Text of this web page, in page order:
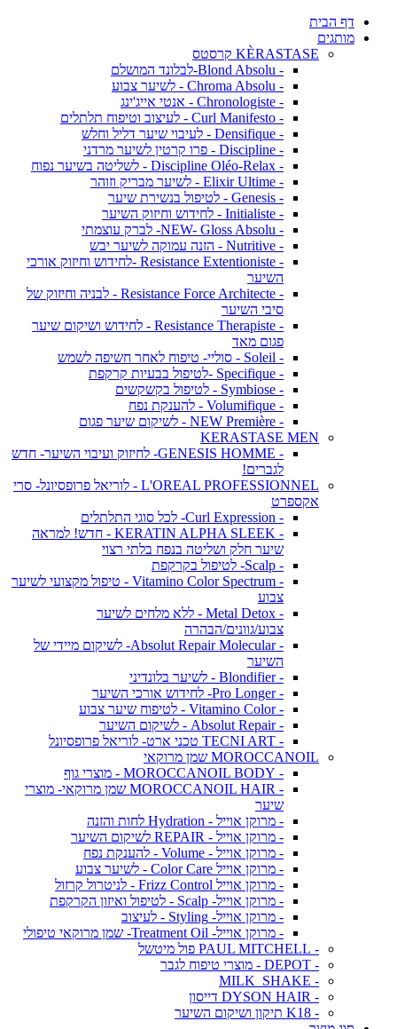
דף הבית
מותגים
KÈRASTASE קרסטס
- Blond Absolu-לבלונד המושלם
- Chroma Absolu - לשיער צבוע
- Chronologiste - אנטי אייג'ינג
- Curl Manifesto - לעיצוב וטיפוח תלתלים
- Densifique - לעיבוי שיער דליל וחלש
- Discipline - פרו קרטין לשיער מרדני
- Discipline Oléo-Relax - לשליטה בשיער נפוח
- Elixir Ultime - לשיער מבריק וזוהר
- Genesis - לטיפול בנשירת שיער
- Initialiste - לחידוש וחיזוק השיער
- NEW- Gloss Absolu- לברק עוצמתי
- Nutritive - הזנה עמוקה לשיער יבש
- Resistance Extentioniste -לחידוש וחיזוק אורכי
השיער
- Resistance Force Architecte - לבניה וחיזוק של
סיבי השיער
- Resistance Therapiste - לחידוש ושיקום שיער
פגום מאד
- Soleil - סוליי- טיפוח לאחר חשיפה לשמש
- Specifique -לטיפול בבעיות קרקפת
- Symbiose - לטיפול בקשקשים
- Volumifique - להענקת נפח
- NEW Première - לשיקום שיער פגום
KERASTASE MEN
- GENESIS HOMME- לחיזוק ועיבוי השיער- חדש
לגברים!
L'OREAL PROFESSIONNEL - לוריאל פרופסיונל- סרי
אקספרט
- Curl Expression- לכל סוגי התלתלים
- KERATIN ALPHA SLEEK - חדש! למראה
שיער חלק ושליטה בנפח בלתי רצוי
- Scalp- לטיפול בקרקפת
- Vitamino Color Spectrum - טיפול מקצועי לשיער
צבוע
- Metal Detox - ללא מלחים לשיער
צבוע/גוונים/הבהרה
- Absolut Repair Molecular- לשיקום מיידי של
השיער
- Blondifier - לשיער בלונדיני
- Pro Longer- לחידוש אורכי השיער
- Vitamino Color - לטיפוח שיער צבוע
- Absolut Repair - לשיקום השיער
- TECNI ART טכני ארט- לוריאל פרופסיונל
MOROCCANOIL שמן מרוקאי
- MOROCCANOIL BODY - מוצרי גוף
- MOROCCANOIL HAIR שמן מרוקאי- מוצרי
שיער
- מרוקן אוייל - Hydration לחות והזנה
- מרוקן אוייל - REPAIR לשיקום השיער
- מרוקן אוייל - Volume - להענקת נפח
- מרוקן אוייל Color Care - לשיער צבוע
- מרוקן אוייל Frizz Control - לניטרול קרזול
- מרוקן אוייל- Scalp - לטיפול ואיזון הקרקפת
- מרוקן אוייל- Styling - לעיצוב
- מרוקן אוייל- Treatment Oil- שמן מרוקאי טיפולי
- PAUL MITCHELL פול מיטשל
- DEPOT - מוצרי טיפוח לגבר
- MILK_SHAKE
- DYSON HAIR דייסון
- K18 תיקון ושיקום השיער